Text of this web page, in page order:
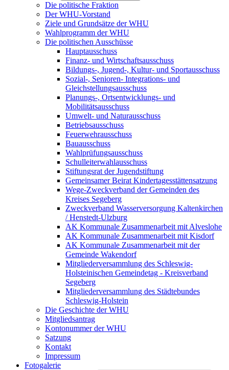
Die politische Fraktion
Der WHU-Vorstand
Ziele und Grundsätze der WHU
Wahlprogramm der WHU
Die politischen Ausschüsse
Hauptausschuss
Finanz- und Wirtschaftsausschuss
Bildungs-, Jugend-, Kultur- und Sportausschuss
Sozial-, Senioren- Integrations- und
Gleichstellungsausschuss
Planungs-, Ortsentwicklungs- und
Mobilitätsausschuss
Umwelt- und Naturausschuss
Betriebsausschuss
Feuerwehrausschuss
Bauausschuss
Wahlprüfungsausschuss
Schulleiterwahlausschuss
Stiftungsrat der Jugendstiftung
Gemeinsamer Beirat Kindertagesstättensatzung
Wege-Zweckverband der Gemeinden des
Kreises Segeberg
Zweckverband Wasserversorgung Kaltenkirchen
/ Henstedt-Ulzburg
AK Kommunale Zusammenarbeit mit Alveslohe
AK Kommunale Zusammenarbeit mit Kisdorf
AK Kommunale Zusammenarbeit mit der
Gemeinde Wakendorf
Mitgliederversammlung des Schleswig-
Holsteinischen Gemeindetag - Kreisverband
Segeberg
Mitgliederversammlung des Städtebundes
Schleswig-Holstein
Die Geschichte der WHU
Mitgliedsantrag
Kontonummer der WHU
Satzung
Kontakt
Impressum
Fotogalerie